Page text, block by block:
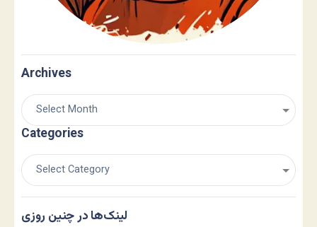
Archives
Categories
لینک‌ها در چنین روزی